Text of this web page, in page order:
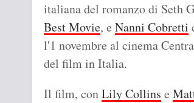
italiana del romanzo di Seth
Best Movie, e Nanni Cobretti
l'1 novembre al cinema
del film in Italia.
Il film, conLily Collins e